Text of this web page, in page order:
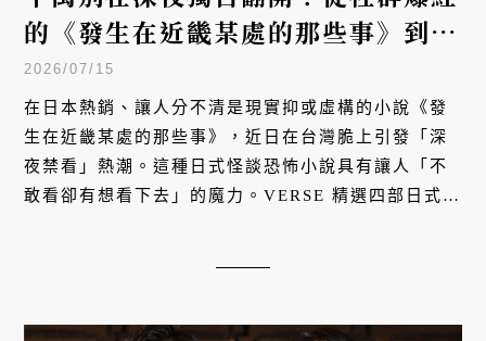
的《發生在近畿某處的那些事》到經
典《殘穢》：四部不容錯過的日本怪
談小說
2026/07/15
在日本熱銷、讓人分不清是現實抑或虛構的小說《發
生在近畿某處的那些事》，近日在台灣脆上引發「深
夜禁看」熱潮。這種日式怪談恐怖小說具有讓人「不
敢看卻有想看下去」的魔力。VERSE 精選四部日式怪